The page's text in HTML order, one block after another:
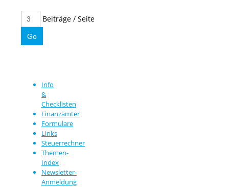
Beiträge / Seite
Info
&
Checklisten
Finanzämter
Formulare
Links
Steuerrechner
Themen-
Index
Newsletter-
Anmeldung